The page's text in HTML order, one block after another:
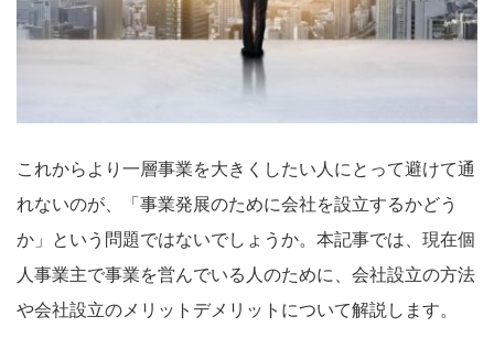
これからより一層事業を大きくしたい人にとって避けて通
れないのが、「事業発展のために会社を設立するかどう
か」という問題ではないでしょうか。本記事では、現在個
人事業主で事業を営んでいる人のために、会社設立の方法
や会社設立のメリットデメリットについて解説します。